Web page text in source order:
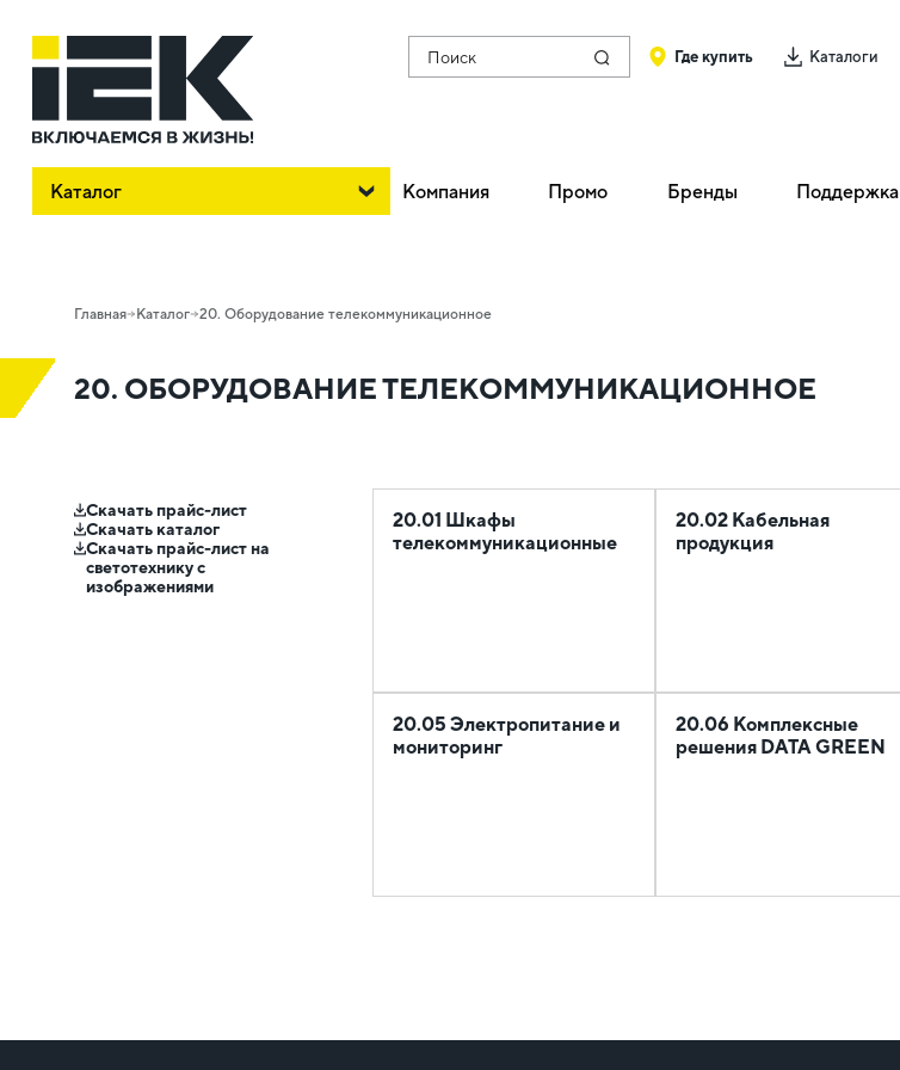
Поиск Где купить Каталоги
Каталог Компания Промо Бренды Поддержка
Главная Каталог 20. Оборудование телекоммуникационное
20. ОБОРУДОВАНИЕ ТЕЛЕКОММУНИКАЦИОННОЕ
Скачать прайс-лист
Скачать каталог
Скачать прайс-лист на
светотехнику с
изображениями
20.01 Шкафы
телекоммуникационные
20.02 Кабельная
продукция
20.05 Электропитание и
мониторинг
20.06 Комплексные
решения DATA GREEN